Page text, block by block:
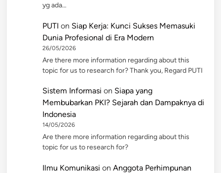
yg ada…
PUTI on Siap Kerja: Kunci Sukses Memasuki
Dunia Profesional di Era Modern
26/05/2026
Are there more information regarding about this
topic for us to research for? Thank you, Regard PUTI
Sistem Informasi on Siapa yang
Membubarkan PKI? Sejarah dan Dampaknya di
Indonesia
14/05/2026
Are there more information regarding about this
topic for us to research for?
Ilmu Komunikasi on Anggota Perhimpunan